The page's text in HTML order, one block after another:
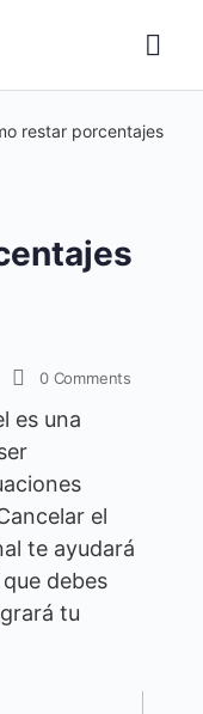
restar porcentajes
0 Comments
es una
el
te ayudará
debes
tu